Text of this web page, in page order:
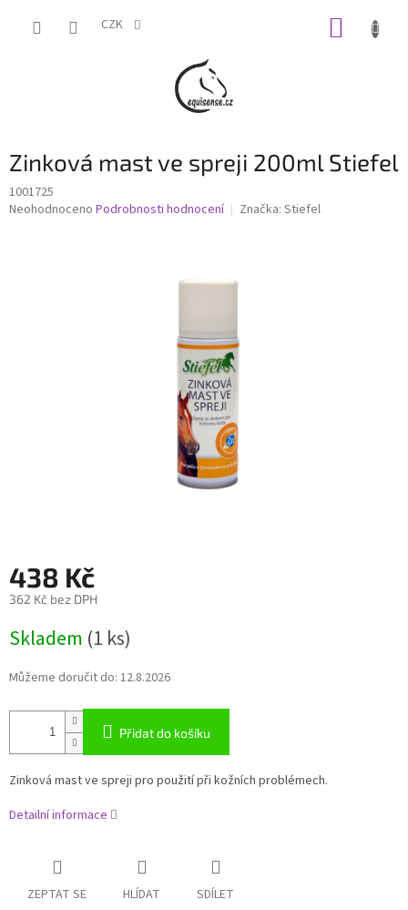
CZK
Zinková mast ve spreji 200ml Stiefel
1001725
Průměrné
Neohodnoceno Podrobnosti hodnocení Značka: Stiefel
438 Kč
362 Kč bez DPH
cena:
Skladem (1 ks)
Můžeme doručit do: 12.8.2026
Přidat do košíku
Zinková mast ve spreji pro použití při kožních problémech.
Detailní informace
ZEPTAT SE HLÍDAT SDÍLET